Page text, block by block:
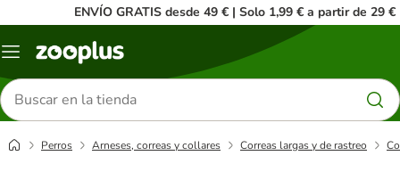
ENVÍO GRATIS desde 49 € | Solo 1,99 € a partir de 29 €
Menú
Buscar
productos
Perros Arneses, correas y collares Correas largas y de rastreo